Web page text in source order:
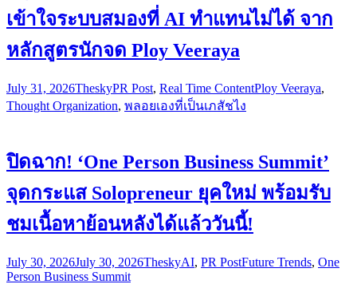
เข้าใจระบบสมองที่ AI ทำแทนไม่ได้ จาก
หลักสูตรนักจด Ploy Veeraya
July 31, 2026TheskyPR Post, Real Time ContentPloy Veeraya,
Thought Organization, พลอยเองที่เป็นเภสัชไง
ปิดฉาก! ‘One Person Business Summit’
จุดกระแส Solopreneur ยุคใหม่ พร้อมรับ
ชมเนื้อหาย้อนหลังได้แล้ววันนี้!
July 30, 2026July 30, 2026TheskyAI, PR PostFuture Trends, One
Person Business Summit